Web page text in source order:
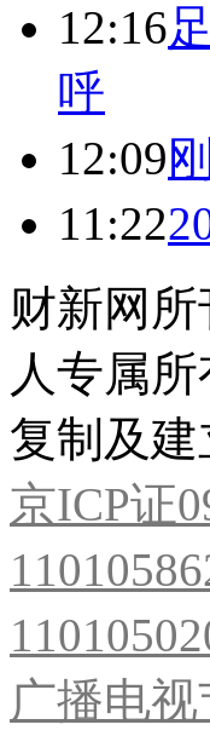
12:16
呼
12:09
11:22
财新网
人专属
复制及
京ICP证
广播电